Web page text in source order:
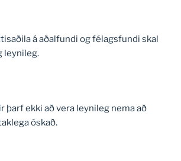
á aðalfundi og félagsfundi skal
leynileg.
þarf ekki að vera leynileg nema að
óskað.